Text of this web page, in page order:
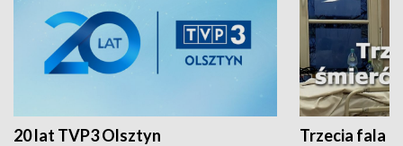
20 lat TVP3 Olsztyn Trzecia fala -